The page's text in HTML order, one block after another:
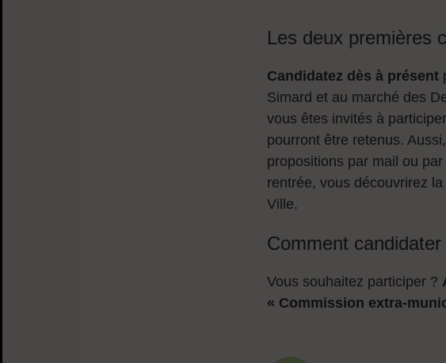
Les deux premières
Candidatez dès à présent
Simard et au marché des
vous êtes invités à
pourront être retenus. Aussi,
propositions par mail ou par
rentrée, vous découvrirez
Ville.
Comment candidater
Vous souhaitez participer ?
« Commission extra-